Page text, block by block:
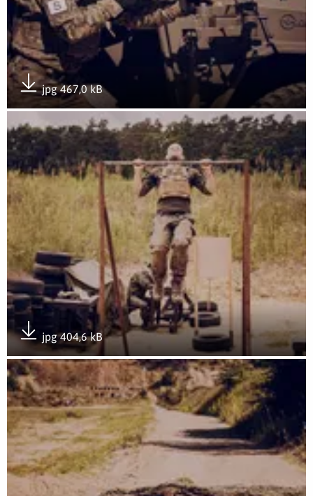
jpg 467,0 kB
Pobierz załącznik
Otwórz załącznik Rozwój przez doświadczenie-
jpg 404,6 kB
Pobierz załącznik
Otwórz załącznik Rozwój przez doświadczenie-